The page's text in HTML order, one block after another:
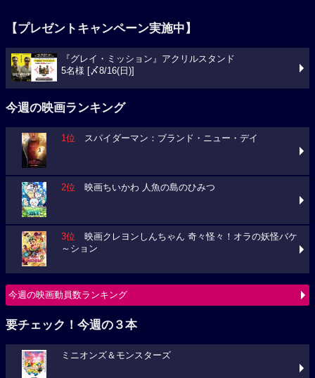
【プレゼントキャンペーン実施中】
『グレイ・ミッション』アクリルスタンド
5名様 [〆8/16(日)]
今週の映画ランキング
1位 スパイダーマン：ブランド・ニュー・デイ
2位 映画ちいかわ 人魚の島のひみつ
3位 映画クレヨンしんちゃん 奇々怪々！オラの妖怪バケ
～ション
今週の映画動員数ランキング
要チェック！今週の３本
ミニオンズ＆モンスターズ